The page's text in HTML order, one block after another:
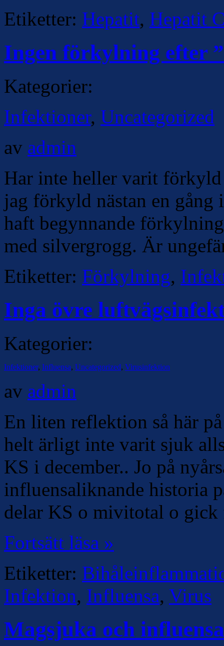
Etiketter: Hepatit, Hepatit
Ingen förkylning efter
Kategorier:
Infektioner, Uncategorized
av admin
Har inte heller varit
jag förkyld nästan en gång
haft begynnande
med silvergrogg. Är
Etiketter: Förkylning,
Inga övre
Kategorier:
Infektioner, Influensa, Uncategorized, Virusinfektion
av admin
En liten reflektion så här
helt ärligt inte varit sjuk
KS i december.. Jo på
influensaliknande historia
delar KS o mivitotal o
Fortsätt läsa »
Etiketter:
Infektion, Influensa, Virus
Magsjuka och influensa